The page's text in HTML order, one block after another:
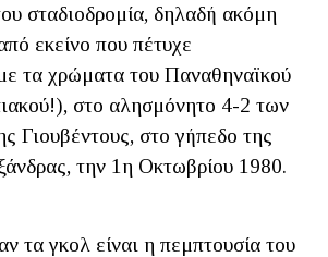
σταδιοδρομία, δηλαδή ακόμη
εκείνο που πέτυχε
τα χρώματα του Παναθηναϊκού
στο αλησμόνητο 4-2 των
Γιουβέντους, στο γήπεδο της
την 1η Οκτωβρίου 1980.
τα γκολ είναι η πεμπτουσία του